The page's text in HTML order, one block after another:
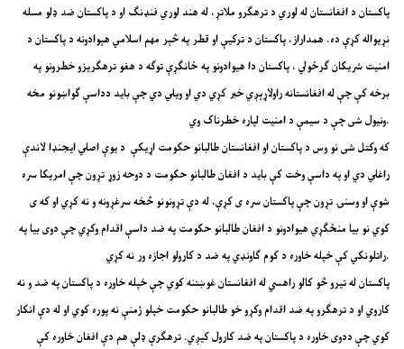
نړیواله کړې ده. همداراز، پاکستان د ترکيې او قطر په څېر مهم اسلامي هېوادونه د پاکستان د
امنیت شریکان ګرځولي ، پاکستان دا هیوادونو په ځانګړې توګه د هغو ترهګریزو خطرونو په
برخه کې چې له افغانستانه راولاړېږي خبر کړي دي او ویلي دي چې باید دداسې ګواښونو مخه
ونیول شی چې د سیمې د امنیت لپاره خطرناک وي.
که وکتل شی نو وس د پاکستان او افغانستان طالبانو حکومت اړیکې د یوې اصلي ایجنډا لاندې
راغلي دي او په داسې وخت کې باید د افغان طالبانو حکومت د دوحه زوړ تړون چې امریکا سره
شوې او وسنۍ تړون چې پاکستان سره ی کړې، له دې تړونونو څخه سرغړونه و نه کړي او که ی
کوي نو بیا منځګړي هیوادونو د افغان طالبانو حکومت په ضد داسې اقدام وکړي چې دوی بیا په
راتلونکي کې خپله خاوره د کوم ګاونډي په ضد د کارولو اجازه ور نه کړي.
کاروي او د ترهګرو په ضد اقدام وکړو خو طالبانو حکومت خپلو ژمنې نه پوره کوي او له دې انکار
کوي چې ددوی خاوره د پاکستان په ضد کارول کیږي. ترهګرې ډلې هم دې افغان خاوره کې